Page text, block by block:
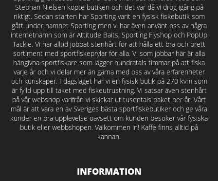
Stephan Nielsen köpte butiken och det var då vi drog igång på
riktigt. Sedan starten har Sporting varit en fysisk fiskebutik som
gått under namnet Sporting men vi har även använt oss av några
internetnamn som är Attitude Baits, Sporting Flyshop och PopUp
Tackle. Vi har alltid jobbat stenhårt för att hålla ett bra och brett
sortiment med sportfiskeprylar för alla. Vi som jobbar här är alla
hängivna sportfiskare som lägger hundratals timmar på att fiska
varje år och vi delar mer än gärna med oss av våra erfarenheter
och kunskaper. I dagsläget har vi en fysisk butik på 270 kvm som
är fylld upp till taket med fiskeutrustning. Vi satsar även stenhårt
på vår webshop varifrån vi skickar ut tusentals paket per år. Vårt
mål är att vara en av Sveriges bästa sportfiskebutiker och ge våra
kunder en bra upplevelse oavsett om kunden besöker vår fysiska
butik eller webbshopen. Välkommen in! Kaffe finns alltid på
kannan.
INFORMATION